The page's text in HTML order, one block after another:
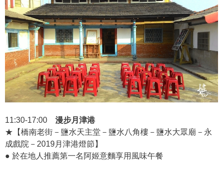
11:30-17:00 漫步月津港
★【橋南老街－鹽水天主堂－鹽水八角樓－鹽水大眾廟－永
成戲院－2019月津港燈節】
● 於在地人推薦第一名阿姬意麵享用風味午餐